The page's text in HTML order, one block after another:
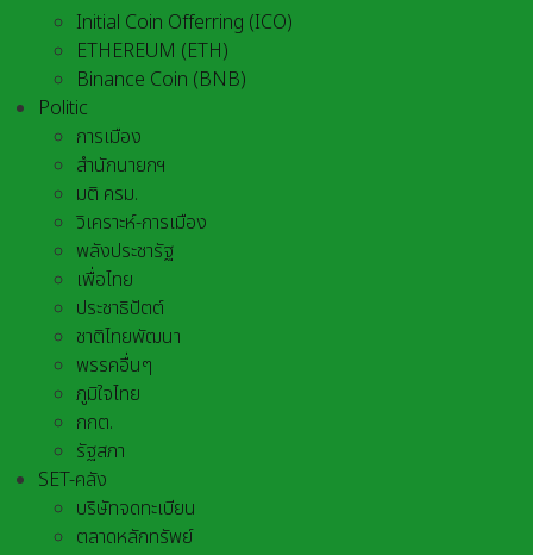
Initial Coin Offerring (ICO)
ETHEREUM (ETH)
Binance Coin (BNB)
Politic
การเมือง
สำนักนายกฯ
มติ ครม.
วิเคราะห์-การเมือง
พลังประชารัฐ
เพื่อไทย
ประชาธิปัตต์
ชาติไทยพัฒนา
พรรคอื่นๆ
ภูมิใจไทย
กกต.
รัฐสภา
SET-คลัง
บริษัทจดทะเบียน
ตลาดหลักทรัพย์